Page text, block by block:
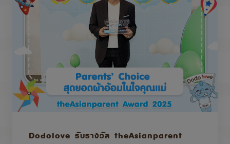
Dodolove รับรางวัล theAsianparent